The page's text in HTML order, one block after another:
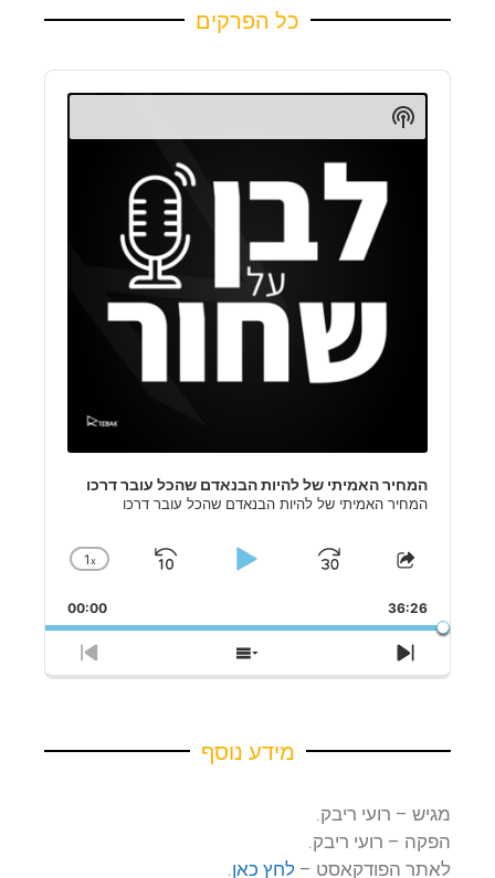
כל הפרקים
Audio
Player
המחיר האמיתי של להיות הבנאדם שהכל עובר דרכו
המחיר האמיתי של להיות הבנאדם שהכל עובר דרכו
Change
Rate
1x
Skip
Backward
PlayJump
Share
Episode
00:00 36:26
Previous
Episode
Show
Episodes
Next
Episode
Show
Podcast
Information
מידע נוסף
מגיש – רועי ריבק.
הפקה – רועי ריבק.
לאתר הפודקאסט – לחץ כאן.